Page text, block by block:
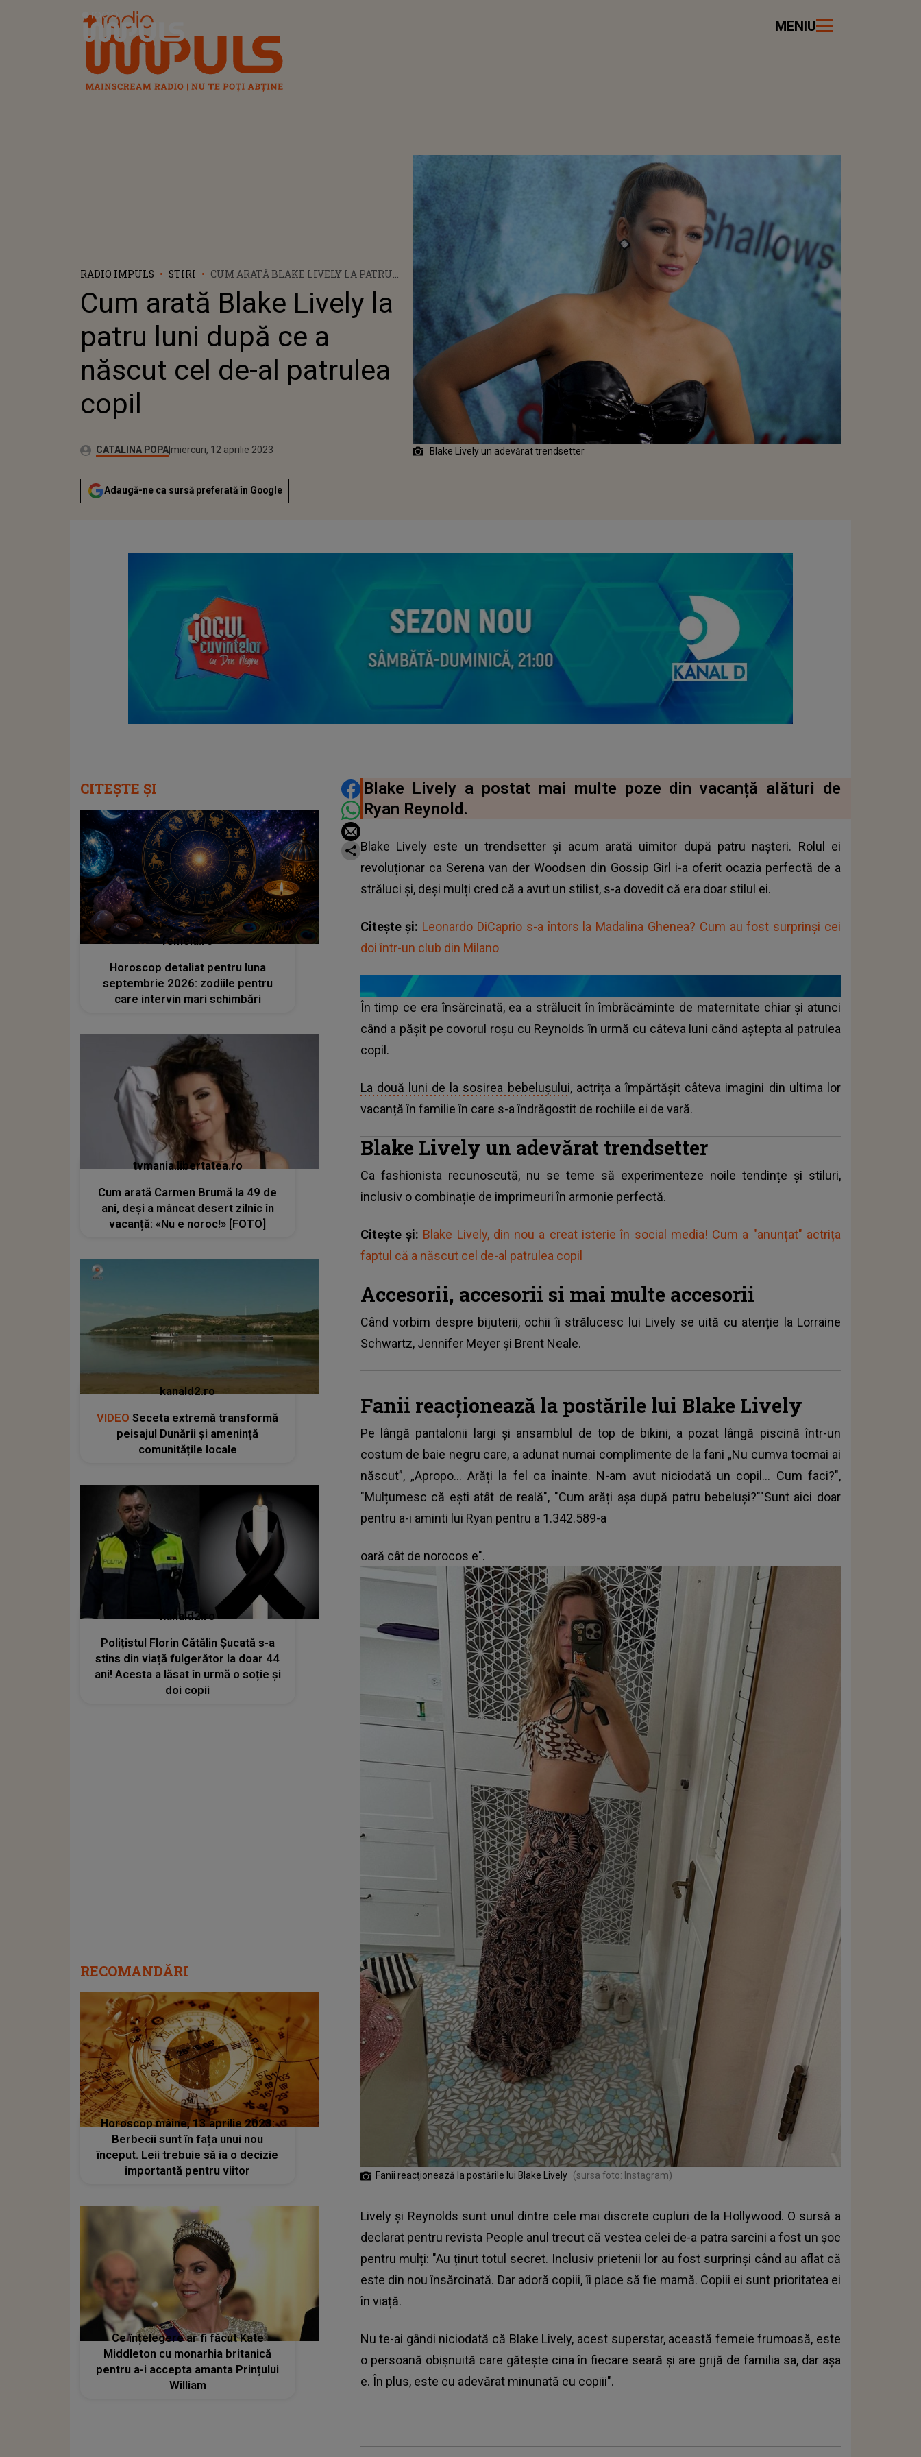
Radio Impuls MENIU
RADIO IMPULS STIRI
CUM ARATĂ BLAKE LIVELY LA PATRU
PATRULEA COPIL
Cum arată Blake Lively la
patru luni după ce a
născut cel de-al patrulea
copil
Autor:CATALINA POPA Publicat:
miercuri, 12 aprilie 2023
Adaugă-ne ca sursă preferată în Google
Blake Lively un adevărat trendsetter
DISTRIBUIE ARTICOLUL
Blake Lively a postat mai multe poze din vacanță alături de
Ryan Reynold.
Blake Lively este un trendsetter și acum arată uimitor după patru nașteri. Rolul ei
revoluționar ca Serena van der Woodsen din Gossip Girl i-a oferit ocazia perfectă de a
străluci și, deși mulți cred că a avut un stilist, s-a dovedit că era doar stilul ei.
Citește și: Leonardo DiCaprio s-a întors la Madalina Ghenea? Cum au fost surprinși cei
doi într-un club din Milano
În timp ce era însărcinată, ea a strălucit în îmbrăcăminte de maternitate chiar și atunci
când a pășit pe covorul roșu cu Reynolds în urmă cu câteva luni când aștepta al patrulea
copil.
La două luni de la sosirea bebelușului, actrița a împărtășit câteva imagini din ultima lor
vacanță în familie în care s-a îndrăgostit de rochiile ei de vară.
Blake Lively un adevărat trendsetter
Ca fashionista recunoscută, nu se teme să experimenteze noile tendințe și stiluri,
inclusiv o combinație de imprimeuri în armonie perfectă.
Citește și: Blake Lively, din nou a creat isterie în social media! Cum a "anunțat" actrița
faptul că a născut cel de-al patrulea copil
Accesorii, accesorii si mai multe accesorii
Când vorbim despre bijuterii, ochii îi strălucesc lui Lively se uită cu atenție la Lorraine
Schwartz, Jennifer Meyer și Brent Neale.
Fanii reacţionează la postările lui Blake Lively
Pe lângă pantalonii largi și ansamblul de top de bikini, a pozat lângă piscină într-un
costum de baie negru care, a adunat numai complimente de la fani „Nu cumva tocmai ai
născut”, „Apropo... Arăți la fel ca înainte. N-am avut niciodată un copil... Cum faci?",
"Mulțumesc că ești atât de reală", "Cum arăți așa după patru bebeluși?""Sunt aici doar
pentru a-i aminti lui Ryan pentru a 1.342.589-a
oară cât de norocos e".
Fanii reacţionează la postările lui Blake Lively (sursa foto: Instagram)
Lively și Reynolds sunt unul dintre cele mai discrete cupluri de la Hollywood. O sursă a
declarat pentru revista People anul trecut că vestea celei de-a patra sarcini a fost un șoc
pentru mulți: "Au ținut totul secret. Inclusiv prietenii lor au fost surprinși când au aflat că
este din nou însărcinată. Dar adoră copiii, îi place să fie mamă. Copiii ei sunt prioritatea ei
în viață.
Nu te-ai gândi niciodată că Blake Lively, acest superstar, această femeie frumoasă, este
o persoană obișnuită care gătește cina în fiecare seară și are grijă de familia sa, dar așa
e. În plus, este cu adevărat minunată cu copiii".
CITEȘTE ȘI
femeia.ro
Horoscop detaliat pentru luna
septembrie 2026: zodiile pentru
care intervin mari schimbări
tvmania.libertatea.ro
Cum arată Carmen Brumă la 49 de
ani, deși a mâncat desert zilnic în
vacanță: «Nu e noroc!» [FOTO]
kanald2.ro
VIDEO Seceta extremă transformă
peisajul Dunării și amenință
comunitățile locale
kanald2.ro
Polițistul Florin Cătălin Șucată s-a
stins din viață fulgerător la doar 44
ani! Acesta a lăsat în urmă o soție și
doi copii
RECOMANDĂRI
Horoscop mâine, 13 aprilie 2023:
Berbecii sunt în fața unui nou
început. Leii trebuie să ia o decizie
importantă pentru viitor
Ce înțelegere ar fi făcut Kate
Middleton cu monarhia britanică
pentru a-i accepta amanta Prințului
William